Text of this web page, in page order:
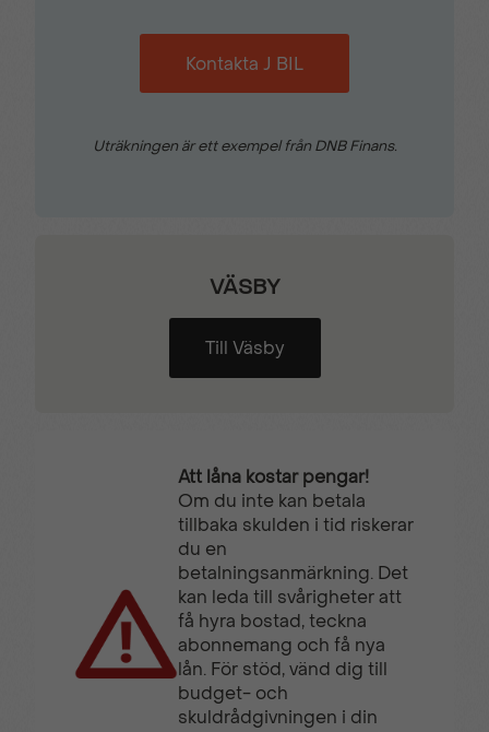
Kontakta J BIL
Uträkningen är ett exempel från DNB Finans.
VÄSBY
Till Väsby
Att låna kostar pengar!
Om du inte kan betala
tillbaka skulden i tid riskerar
du en
betalningsanmärkning. Det
kan leda till svårigheter att
få hyra bostad, teckna
abonnemang och få nya
lån. För stöd, vänd dig till
budget- och
skuldrådgivningen i din